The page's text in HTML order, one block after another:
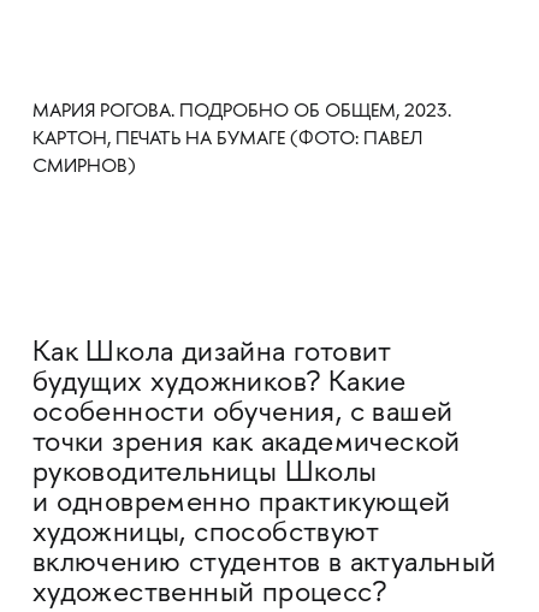
МАРИЯ РОГОВА. ПОДРОБНО ОБ ОБЩЕМ, 2023.
КАРТОН, ПЕЧАТЬ НА БУМАГЕ (ФОТО: ПАВЕЛ
СМИРНОВ)
Как Школа дизайна готовит
будущих художников? Какие
особенности обучения, с вашей
точки зрения как академической
руководительницы Школы
и одновременно практикующей
художницы, способствуют
включению студентов в актуальный
художественный процесс?